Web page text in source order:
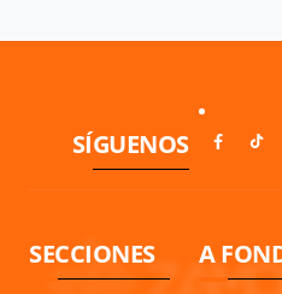
SÍGUENOS
SECCIONES A